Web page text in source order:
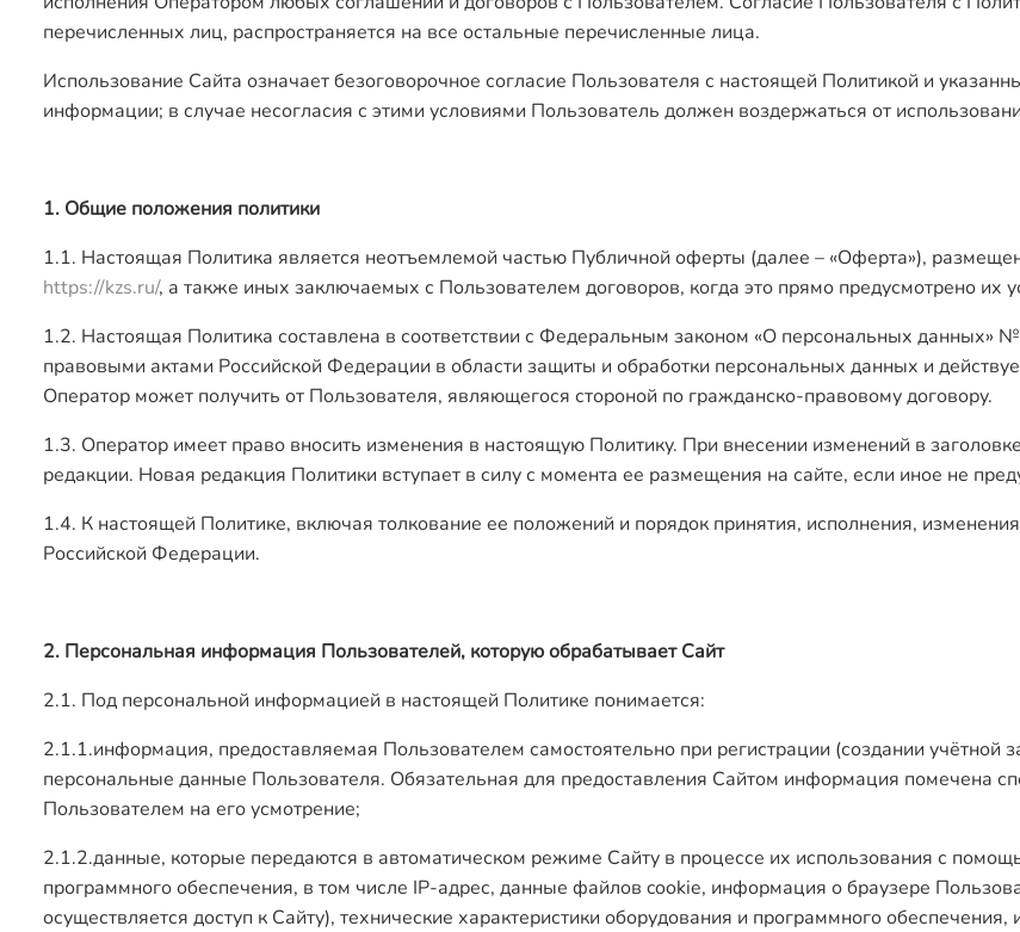
перечисленных лиц, распространяется на все остальные перечисленные лица.
Использование Сайта означает безоговорочное согласие Пользователя с настоящей Политикой и
информации; в случае несогласия с этими условиями Пользователь должен воздержаться от
1. Общие положения политики
1.1. Настоящая Политика является неотъемлемой частью Публичной оферты (далее – «Оферта»),
https://kzs.ru/, а также иных заключаемых с Пользователем договоров, когда это прямо предусмотрено их
1.2. Настоящая Политика составлена в соответствии с Федеральным законом «О персональных
правовыми актами Российской Федерации в области защиты и обработки персональных данных и
Оператор может получить от Пользователя, являющегося стороной по гражданско-правовому договору.
1.3. Оператор имеет право вносить изменения в настоящую Политику. При внесении изменений в
редакции. Новая редакция Политики вступает в силу с момента ее размещения на сайте, если иное не
1.4. К настоящей Политике, включая толкование ее положений и порядок принятия, исполнения,
Российской Федерации.
2. Персональная информация Пользователей, которую обрабатывает Сайт
2.1. Под персональной информацией в настоящей Политике понимается:
2.1.1.информация, предоставляемая Пользователем самостоятельно при регистрации (создании учётной
персональные данные Пользователя. Обязательная для предоставления Сайтом информация помечена
Пользователем на его усмотрение;
2.1.2.данные, которые передаются в автоматическом режиме Сайту в процессе их использования с
программного обеспечения, в том числе IP-адрес, данные файлов cookie, информация о браузере
осуществляется доступ к Сайту), технические характеристики оборудования и программного